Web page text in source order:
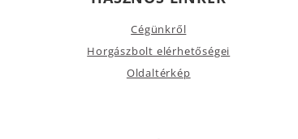
Cégünkről
Horgászbolt elérhetőségei
Oldaltérkép